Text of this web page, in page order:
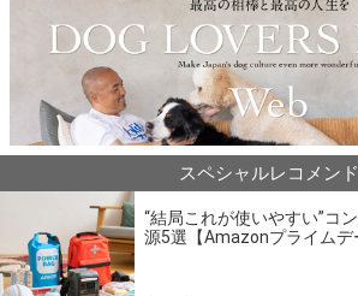
スペシャルレコメンド
“結局これが使いやすい”コ
源5選【Amazonプライムデ